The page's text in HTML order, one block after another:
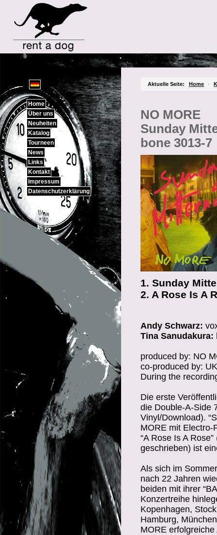
Home
Über uns
Neuheiten
Katalog
Tourneen
News
Links
Kontakt
Impressum
Datenschutzerklärung
Aktuelle Seite: Home •
NO MORE
Sunday
bone 3013-7
1. Sunday
2. A Rose Is A
Andy Schwarz:
Tina Sanudakura:
produced by: NO
co-produced by:
During the
Die erste
die Double-A-Side
Vinyl/Download).
MORE mit Electro-
“A Rose Is A
geschrieben) ist
Als sich im
nach 22 Jahren
beiden mit ihrer
Konzertreihe
Kopenhagen,
Hamburg,
MORE